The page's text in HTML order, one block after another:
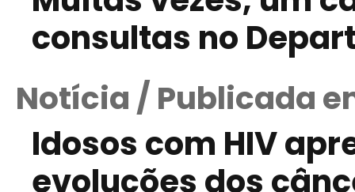
consultas no
Notícia / Publicada
Idosos com HIV
evoluções dos